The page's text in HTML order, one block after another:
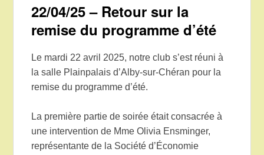
22/04/25 – Retour sur la
remise du programme d’été
Le mardi 22 avril 2025, notre club s’est réuni à
la salle Plainpalais d’Alby-sur-Chéran pour la
remise du programme d’été.
La première partie de soirée était consacrée à
une intervention de Mme Olivia Ensminger,
représentante de la Société d’Économie